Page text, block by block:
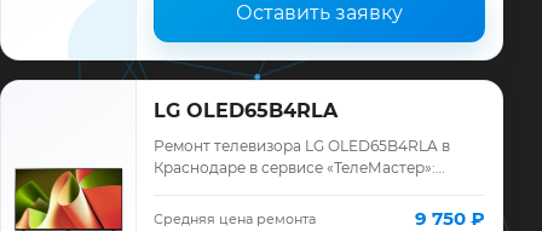
Оставить заявку
LG OLED65B4RLA
Ремонт телевизора LG OLED65B4RLA в
Краснодаре в сервисе «ТелеМастер»:
запчасти и гарантия до 12 месяцев.
Средняя цена ремонта 9 750 ₽